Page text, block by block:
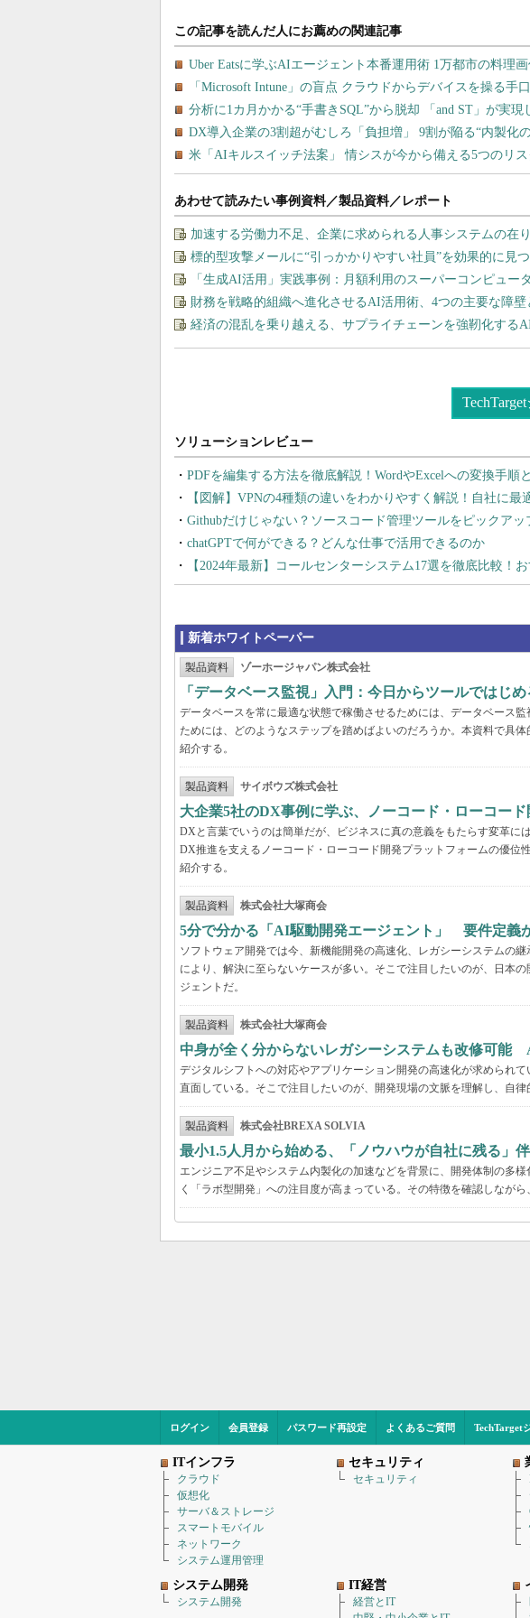
あわせて読みたい事例資料／製品資料／レポート
加速する労働力不足、企業に求められる人事システムの在
標的型攻撃メールに“引っかかりやすい社員”を効果的に見
「生成AI活用」実践事例：月額利用のスーパーコンピュー
財務を戦略的組織へ進化させるAI活用術、4つの主要な障壁
経済の混乱を乗り越える、サプライチェーンを強靭化する
PDFを編集する方法を徹底解説！WordやExcelへの変換手順
【図解】VPNの4種類の違いをわかりやすく解説！自社に最
Githubだけじゃない？ソースコード管理ツールをピックアッ
chatGPTで何ができる？どんな仕事で活用できるのか
【2024年最新】コールセンターシステム17選を徹底比較！
新着ホワイトペーパー
製品資料 ゾーホージャパン株式会社
「データベース監視」入門：今日からツールではじ
データベースを常に最適な状態で稼働させるためには、データベース
ためには、どのようなステップを踏めばよいのだろうか。本資料で具
紹介する。
製品資料 サイボウズ株式会社
大企業5社のDX事例に学ぶ、ノーコード・ローコー
DXと言葉でいうのは簡単だが、ビジネスに真の意義をもたらす変革に
DX推進を支えるノーコード・ローコード開発プラットフォームの優位
紹介する。
製品資料 株式会社大塚商会
5分で分かる「AI駆動開発エージェント」 要件定義
ソフトウェア開発では今、新機能開発の高速化、レガシーシステムの
により、解決に至らないケースが多い。そこで注目したいのが、日本
ジェントだ。
製品資料 株式会社大塚商会
中身が全く分からないレガシーシステムも改修可能
デジタルシフトへの対応やアプリケーション開発の高速化が求められ
直面している。そこで注目したいのが、開発現場の文脈を理解し、自律
製品資料 株式会社BREXA SOLVIA
最小1.5人月から始める、「ノウハウが自社に残る」
エンジニア不足やシステム内製化の加速などを背景に、開発体制の多
く「ラボ型開発」への注目度が高まっている。その特徴を確認しなが
ログイン 会員登録 パスワード再設定 よくあるご質問 TechTarget
ITインフラ
クラウド
仮想化
サーバ＆ストレージ
スマートモバイル
ネットワーク
システム運用管理
セキュリティ
セキュリティ
システム開発
システム開発
IT経営
経営とIT